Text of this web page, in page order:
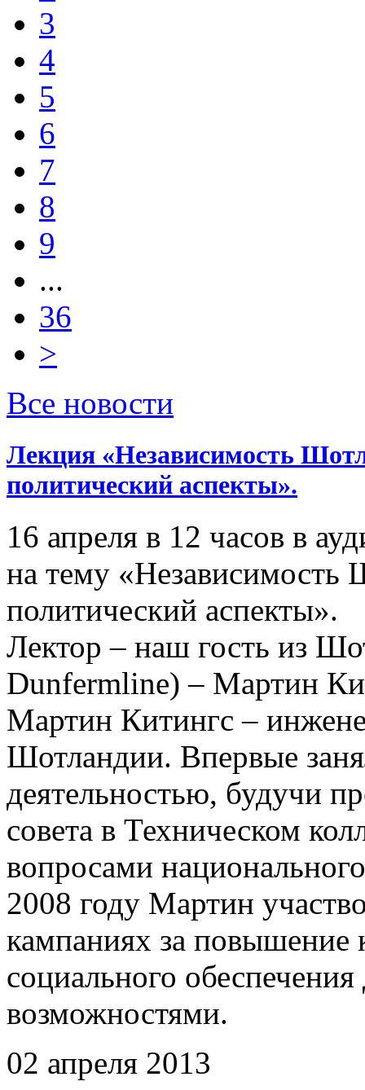
3
4
5
6
7
8
9
...
36
>
Все новости
Лекция «Независимость
политический аспекты».
16 апреля в 12 часов в
на тему
политический аспекты».
Лектор – наш гость из
Dunfermline) – Мартин
Мартин Китингс –
Шотландии. Впервые
деятельностью, будучи
совета в Техническом
вопросами
2008 году Мартин
кампаниях за повышение
социального
возможностями.
02 апреля 2013